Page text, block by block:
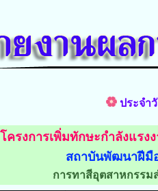
ประจำ
โครงการเพิ่มทักษะกำลังแร
สถาบันพัฒนาฝีมื
การทาสีอุตสาหกรรม